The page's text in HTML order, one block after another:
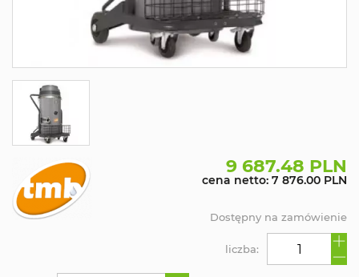
9 687.48 PLN
cena netto: 7 876.00 PLN
liczba:
Dostępny na zamówienie